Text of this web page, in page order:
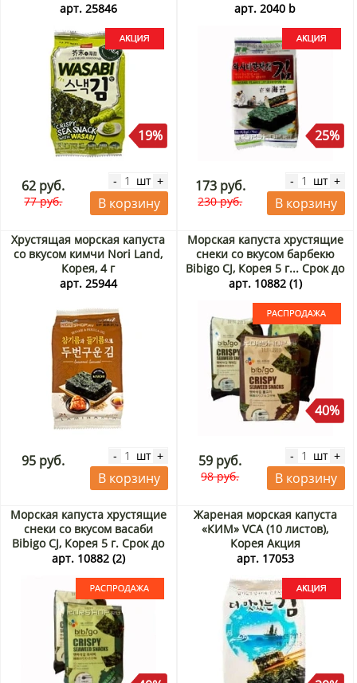
арт. 25846
19%
62 руб.
77 руб.
- шт +
В корзину
5 г х 3 шт. Акция
арт. 2040 b
25%
173 руб.
230 руб.
- шт +
В корзину
Хрустящая морская капуста
со вкусом кимчи Nori Land,
Корея, 4 г
арт. 25944
95 руб. - шт +
В корзину
Морская капуста хрустящие
снеки со вкусом барбекю
Bibigo CJ, Корея 5 г... Срок до
26.08.2026. Распродажа
арт. 10882 (1)
40%
59 руб.
98 руб.
- шт +
В корзину
Морская капуста хрустящие
снеки со вкусом васаби
Bibigo CJ, Корея 5 г. Срок до
27.08.2026. Распродажа
арт. 10882 (2)
Жареная морская капуста
«КИМ» VCA (10 листов),
Корея Акция
арт. 17053